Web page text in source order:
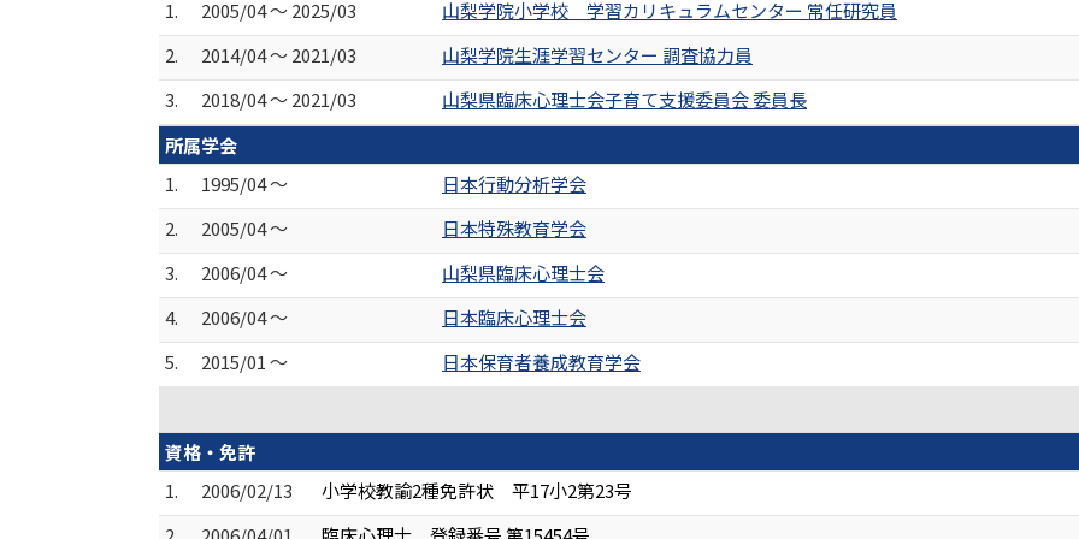
1.
2005/04 ～ 2025/03
山梨学院小学校 学習カリキュラムセンター 常任研究員
2.
2014/04 ～ 2021/03
山梨学院生涯学習センター 調査協力員
3.
2018/04 ～ 2021/03
山梨県臨床心理士会子育て支援委員会 委員長
所属学会
1.
1995/04 ～
日本行動分析学会
2.
2005/04 ～
日本特殊教育学会
3.
2006/04 ～
山梨県臨床心理士会
4.
2006/04 ～
日本臨床心理士会
5.
2015/01 ～
日本保育者養成教育学会
資格・免許
1.
2006/02/13
小学校教諭2種免許状 平17小2第23号